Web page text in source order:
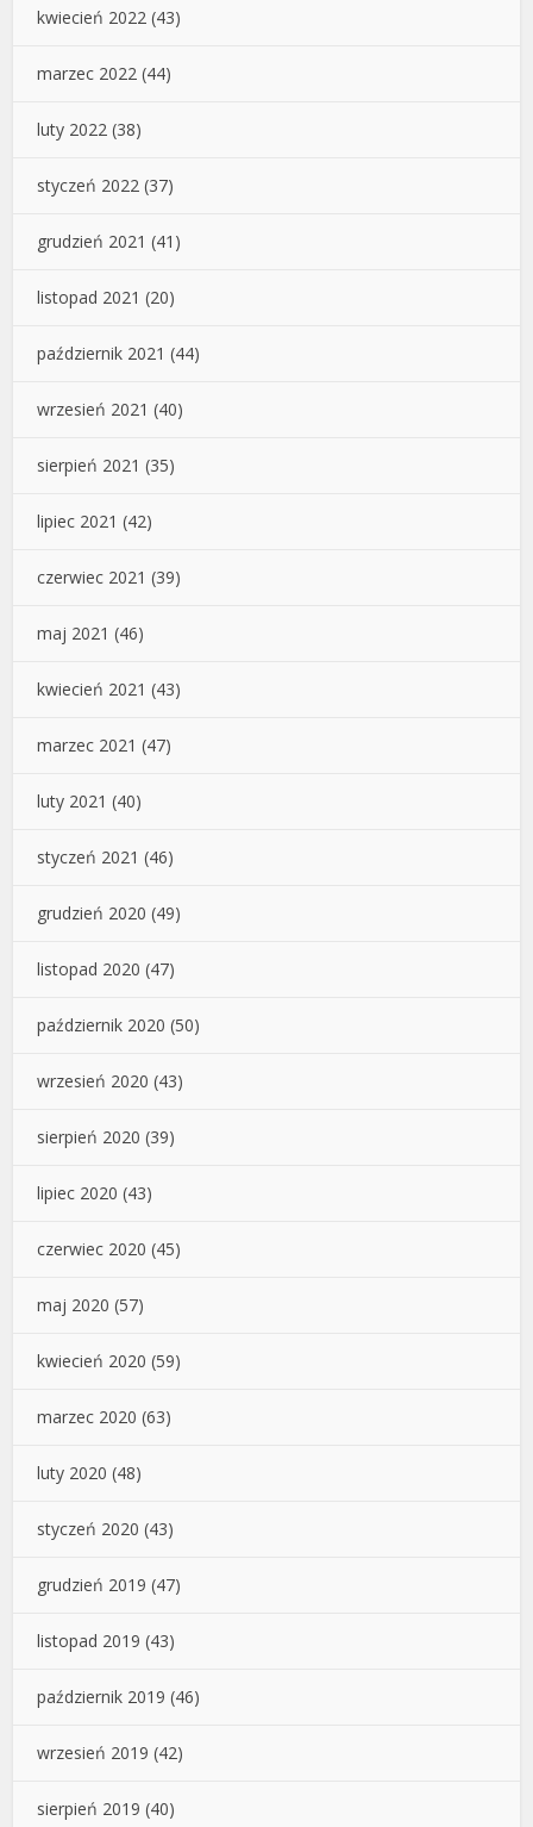
kwiecień 2022 (43)
marzec 2022 (44)
luty 2022 (38)
styczeń 2022 (37)
grudzień 2021 (41)
listopad 2021 (20)
październik 2021 (44)
wrzesień 2021 (40)
sierpień 2021 (35)
lipiec 2021 (42)
czerwiec 2021 (39)
maj 2021 (46)
kwiecień 2021 (43)
marzec 2021 (47)
luty 2021 (40)
styczeń 2021 (46)
grudzień 2020 (49)
listopad 2020 (47)
październik 2020 (50)
wrzesień 2020 (43)
sierpień 2020 (39)
lipiec 2020 (43)
czerwiec 2020 (45)
maj 2020 (57)
kwiecień 2020 (59)
marzec 2020 (63)
luty 2020 (48)
styczeń 2020 (43)
grudzień 2019 (47)
listopad 2019 (43)
październik 2019 (46)
wrzesień 2019 (42)
sierpień 2019 (40)